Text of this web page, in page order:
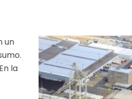
un
la